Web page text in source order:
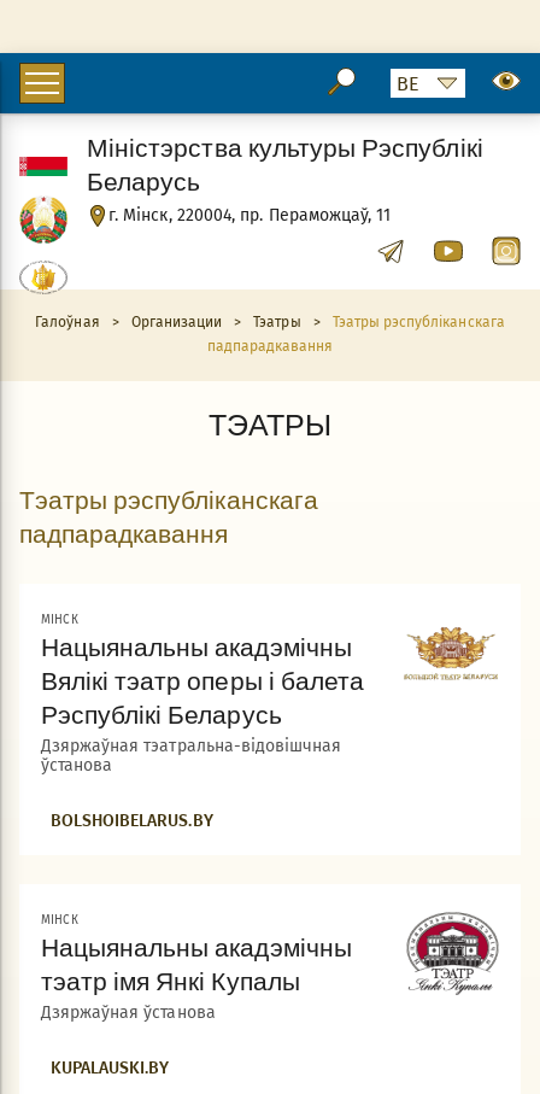
г. Мінск, 220004, пр. Пераможцаў, 11
Міністэрства культуры Рэспублікі
Беларусь
Галоўная > Организации > Тэатры >
Тэатры рэспубліканскага
падпарадкавання
ТЭАТРЫ
Тэатры рэспубліканскага
падпарадкавання
МIНСК
Нацыянальны акадэмічны
Вялікі тэатр оперы і балета
Рэспублікі Беларусь
Дзяржаўная тэатральна-відовішчная
ўстанова
BOLSHOIBELARUS.BY
МIНСК
Нацыянальны акадэмічны
тэатр імя Янкі Купалы
Дзяржаўная ўстанова
KUPALAUSKI.BY